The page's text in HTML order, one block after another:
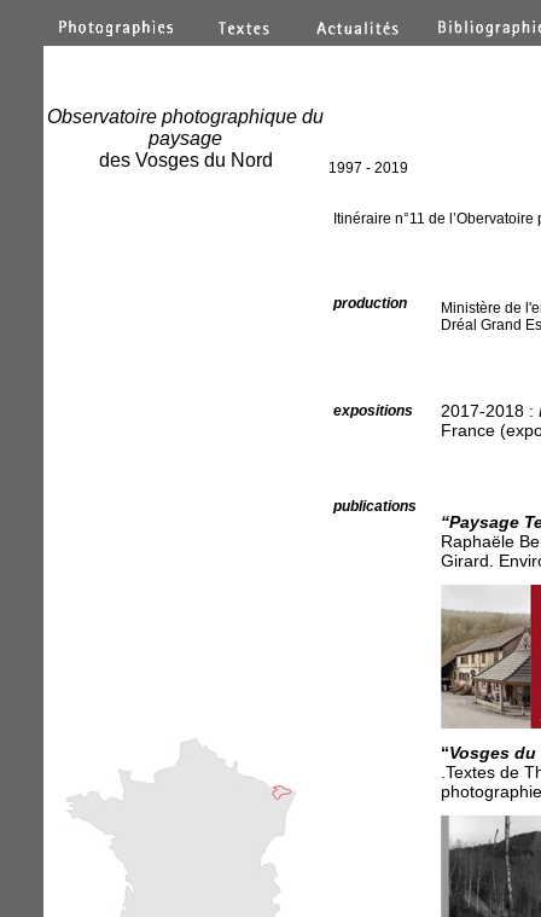
Observatoire photographique du
paysage
des Vosges du Nord
1997 - 2019
Itinéraire n°11 de
production
Ministère de
Dréal Grand
expositions 2017-2018 :
France
publications
“Paysage
Raphaële
Girard.
“Vosges
.Textes de